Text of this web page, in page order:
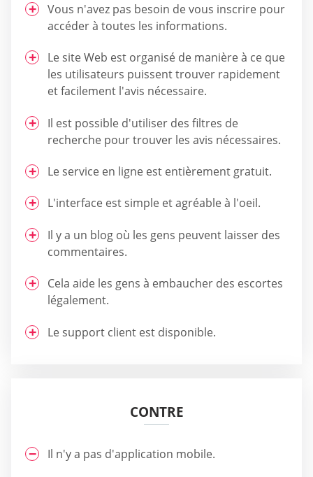
Vous n'avez pas besoin de vous inscrire pour
accéder à toutes les informations.
Le site Web est organisé de manière à ce que
les utilisateurs puissent trouver rapidement
et facilement l'avis nécessaire.
Il est possible d'utiliser des filtres de
recherche pour trouver les avis nécessaires.
Le service en ligne est entièrement gratuit.
L'interface est simple et agréable à l'oeil.
Il y a un blog où les gens peuvent laisser des
commentaires.
Cela aide les gens à embaucher des escortes
légalement.
Le support client est disponible.
CONTRE
Il n'y a pas d'application mobile.